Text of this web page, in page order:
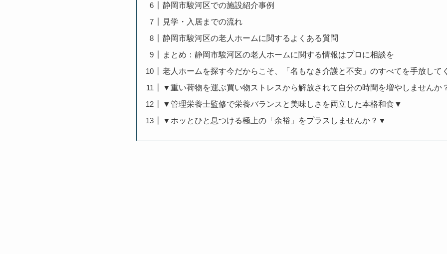
静岡市駿河区での施設紹介事例
見学・入居までの流れ
静岡市駿河区の老人ホームに関するよくある質問
まとめ：静岡市駿河区の老人ホームに関する情報はプロに相談を
老人ホームを探す今だからこそ、「名もなき介護と不安」のすべてを手放して
▼重い荷物を運ぶ買い物ストレスから解放されて自分の時間を増やしませんか
▼管理栄養士監修で栄養バランスと美味しさを両立した本格和食▼
▼ホッとひと息つける極上の「余裕」をプラスしませんか？▼